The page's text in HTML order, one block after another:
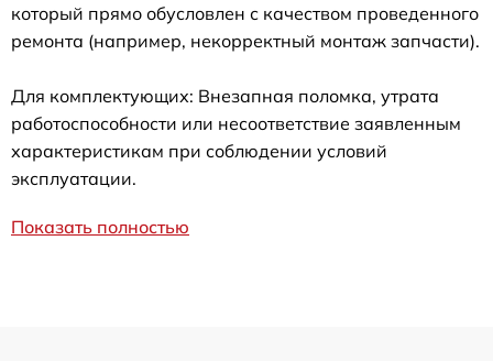
который прямо обусловлен с качеством проведенного
ремонта (например, некорректный монтаж запчасти).
Для комплектующих: Внезапная поломка, утрата
работоспособности или несоответствие заявленным
характеристикам при соблюдении условий
эксплуатации.
Показать полностью